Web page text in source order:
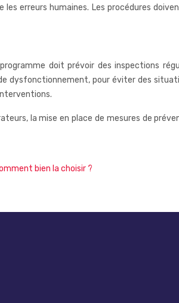
erreurs humaines. Les procédures
doit prévoir des inspections
dysfonctionnement, pour éviter des
la mise en place de mesures de
bien la choisir ?